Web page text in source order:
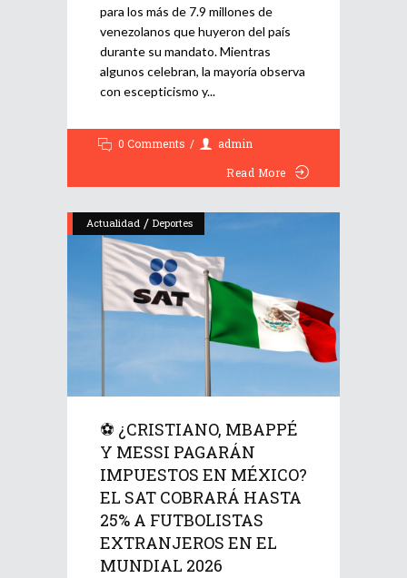
para los más de 7.9 millones de
venezolanos que huyeron del país
durante su mandato. Mientras
algunos celebran, la mayoría observa
con escepticismo y
0 Comments
admin
Read More
Actualidad / Deportes
⚽ ¿CRISTIANO, MBAPPÉ
Y MESSI PAGARÁN
IMPUESTOS EN MÉXICO?
EL SAT COBRARÁ HASTA
25% A FUTBOLISTAS
EXTRANJEROS EN EL
MUNDIAL 2026